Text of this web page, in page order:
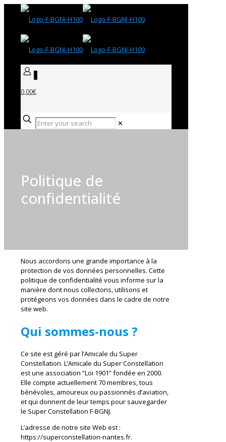
0
0,00€
✕
Politique de
confidentialité
Nous accordons une grande importance à la
protection de vos données personnelles. Cette
politique de confidentialité vous informe sur la
manière dont nous collectons, utilisons et
protégeons vos données dans le cadre de notre
site web.
Qui sommes-nous ?
Ce site est géré par l’Amicale du Super
Constellation. L’Amicale du Super Constellation
est une association “Loi 1901” fondée en 2000.
Elle compte actuellement 70 membres, tous
bénévoles, amoureux ou passionnés d’aviation,
et qui donnent de leur temps pour sauvegarder
le Super Constellation F-BGNJ.
L’adresse de notre site Web est :
https://superconstellation-nantes.fr.